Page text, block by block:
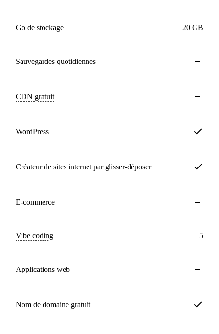
Go de stockage 20 GB
Sauvegardes quotidiennes
CDN gratuit
WordPress
Créateur de sites internet par glisser-déposer
E-commerce
Vibe coding 5
Applications web
Nom de domaine gratuit